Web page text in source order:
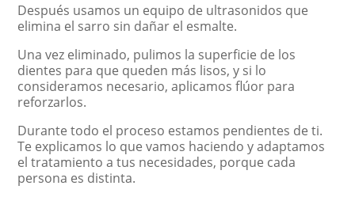
Después usamos un equipo de ultrasonidos que
elimina el sarro sin dañar el esmalte.
Una vez eliminado, pulimos la superficie de los
dientes para que queden más lisos, y si lo
consideramos necesario, aplicamos flúor para
reforzarlos.
Durante todo el proceso estamos pendientes de ti.
Te explicamos lo que vamos haciendo y adaptamos
el tratamiento a tus necesidades, porque cada
persona es distinta.